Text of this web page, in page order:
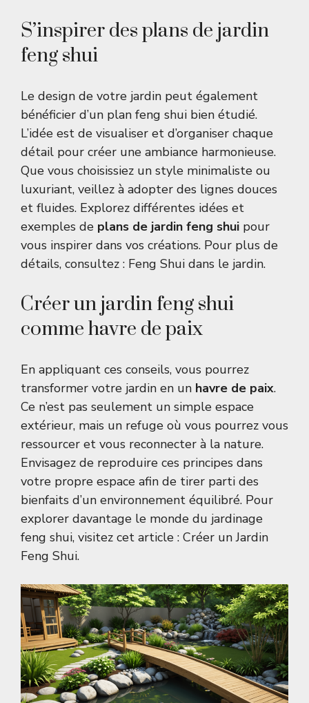
S’inspirer des plans de jardin
feng shui
Le design de votre jardin peut également
bénéficier d’un plan feng shui bien étudié.
L’idée est de visualiser et d’organiser chaque
détail pour créer une ambiance harmonieuse.
Que vous choisissiez un style minimaliste ou
luxuriant, veillez à adopter des lignes douces
et fluides. Explorez différentes idées et
exemples de plans de jardin feng shui pour
vous inspirer dans vos créations. Pour plus de
détails, consultez : Feng Shui dans le jardin.
Créer un jardin feng shui
comme havre de paix
En appliquant ces conseils, vous pourrez
transformer votre jardin en un havre de paix.
Ce n’est pas seulement un simple espace
extérieur, mais un refuge où vous pourrez vous
ressourcer et vous reconnecter à la nature.
Envisagez de reproduire ces principes dans
votre propre espace afin de tirer parti des
bienfaits d’un environnement équilibré. Pour
explorer davantage le monde du jardinage
feng shui, visitez cet article : Créer un Jardin
Feng Shui.